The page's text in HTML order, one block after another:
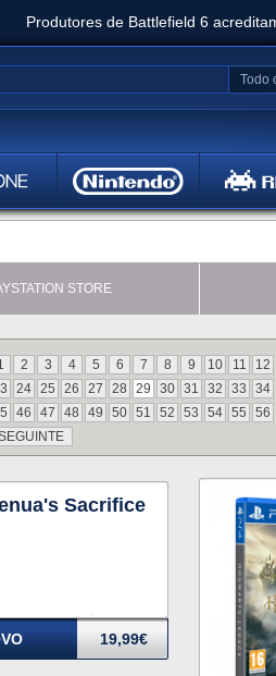
Produtores de Battlefield 6
Obscur: Expedition 33 já vendeu 5
Todo
STORE
2 3 4 5 6 7 8 9 10 11 12
24 25 26 27 28 29 30 31 32 33 34
46 47 48 49 50 51 52 53 54 55 56
Sacrifice
19,99€